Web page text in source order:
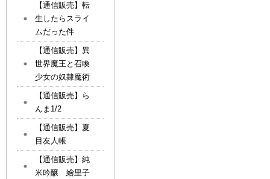
【通信販売】転
生したらスライ
ムだった件
【通信販売】異
世界魔王と召喚
少女の奴隷魔術
【通信販売】ら
んま1/2
【通信販売】夏
目友人帳
【通信販売】純
米吟醸 繪里子